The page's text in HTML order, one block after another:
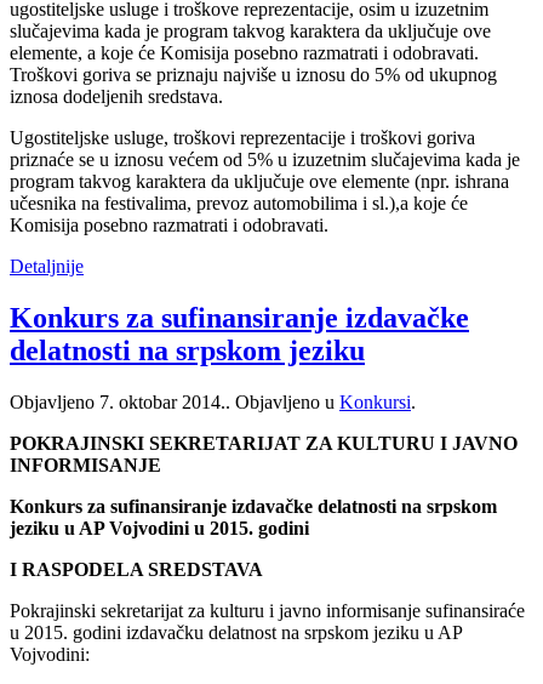
ugostiteljske usluge i troškove reprezentacije, osim u izuzetnim
slučajevima kada je program takvog karaktera da uključuje ove
elemente, a koje će Komisija posebno razmatrati i odobravati.
Troškovi goriva se priznaju najviše u iznosu do 5% od ukupnog
iznosa dodeljenih sredstava.
Ugostiteljske usluge, troškovi reprezentacije i troškovi goriva
priznaće se u iznosu većem od 5% u izuzetnim slučajevima kada je
program takvog karaktera da uključuje ove elemente (npr. ishrana
učesnika na festivalima, prevoz automobilima i sl.),a koje će
Komisija posebno razmatrati i odobravati.
Detaljnije
Konkurs za sufinansiranje izdavačke
delatnosti na srpskom jeziku
Objavljeno 7. oktobar 2014.. Objavljeno u Konkursi.
POKRAJINSKI SEKRETARIJAT ZA KULTURU I JAVNO
INFORMISANJE
Konkurs za sufinansiranje izdavačke delatnosti na srpskom
jeziku u AP Vojvodini u 2015. godini
I RASPODELA SREDSTAVA
Pokrajinski sekretarijat za kulturu i javno informisanje sufinansiraće
u 2015. godini izdavačku delatnost na srpskom jeziku u AP
Vojvodini: